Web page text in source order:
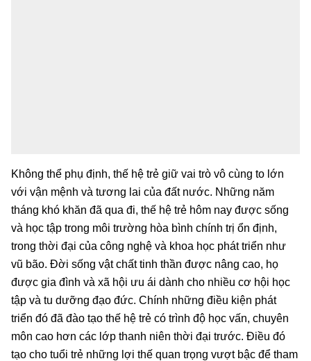
Không thể phụ định, thế hệ trẻ giữ vai trò vô cùng to lớn
với vận mệnh và tương lai của đất nước. Những năm
tháng khó khăn đã qua đi, thế hệ trẻ hôm nay được sống
và học tập trong môi trường hòa bình chính trị ổn định,
trong thời đại của công nghệ và khoa học phát triển như
vũ bão. Đời sống vật chất tinh thần được nâng cao, họ
được gia đình và xã hội ưu ái dành cho nhiều cơ hội học
tập và tu dưỡng đạo đức. Chính những điều kiện phát
triển đó đã đào tạo thế hệ trẻ có trình độ học vấn, chuyên
môn cao hơn các lớp thanh niên thời đại trước. Điều đó
tạo cho tuổi trẻ những lợi thế quan trọng vượt bậc để tham